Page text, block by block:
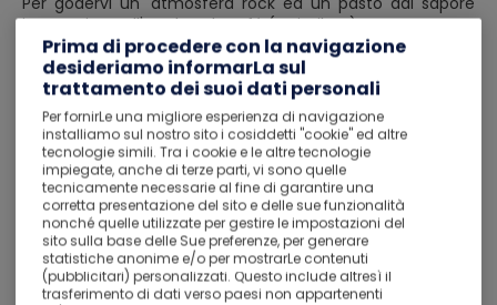
internazione all'Hard Rock Café (o similare).
Pernottamento in albergo.
Giorno 4
San Francisco
Prima colazione a buffet. Giornata a disposizione per
continuare ad esplorare San Francisco utilizzando il city
pass.
Pernottamento in albergo.
Giorno 5
San Francisco
Prima colazione a buffet. Giornata a disposizione per
continuare ad esplorare San Francisco utilizzando il city
Prima di procedere con la navigazione
desideriamo informarLa sul
trattamento dei suoi dati personali
Per fornirLe una migliore esperienza di navigazione
installiamo sul nostro sito i cosiddetti "cookie" ed altre
tecnologie simili. Tra i cookie e le altre tecnologie
impiegate, anche di terze parti, vi sono quelle
tecnicamente necessarie al fine di garantire una
corretta presentazione del sito e delle sue funzionalità
nonché quelle utilizzate per gestire le impostazioni del
sito sulla base delle Sue preferenze, per generare
statistiche anonime e/o per mostrarLe contenuti
(pubblicitari) personalizzati. Questo include altresì il
trasferimento di dati verso paesi non appartenenti